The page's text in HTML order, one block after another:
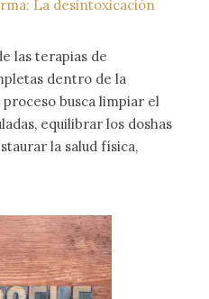
La desintoxicación
las terapias de
dentro de la
busca limpiar el
equilibrar los doshas
la salud física,